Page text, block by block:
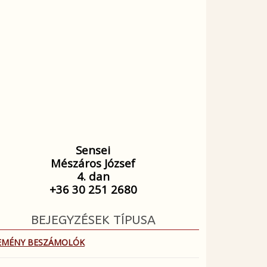
Sensei
Mészáros József
4. dan
+36 30 251 2680
BEJEGYZÉSEK TÍPUSA
BESZÁMOLÓK